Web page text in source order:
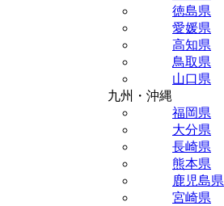
徳島県
愛媛県
高知県
鳥取県
山口県
九州・沖縄
福岡県
大分県
長崎県
熊本県
鹿児島県
宮崎県